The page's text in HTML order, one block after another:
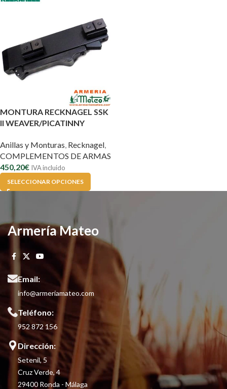
MONTURA RECKNAGEL SSK
II WEAVER/PICATINNY
Anillas y Monturas Recknagel
COMPLEMENTOS DE ARMAS
450,20€ IVA incluido
SELECCIONAR OPCIONES
Armería Mateo
Email:
info@armeriamateo.com
Teléfono:
952 872 156
Dirección:
Setenil, 5
Cruz Verde, 4
29400 Ronda - Málaga